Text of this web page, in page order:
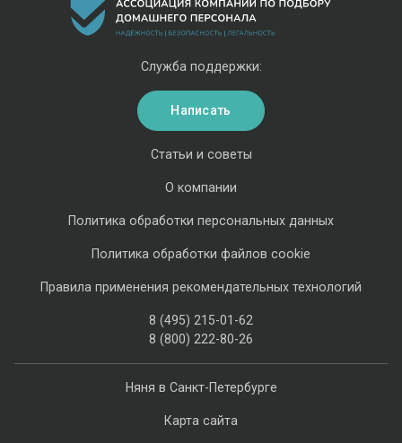
Няня в Санкт-Петербурге
Карта сайта
Статьи и советы
О компании
Политика обработки персональных данных
Политика обработки файлов cookie
Правила применения рекомендательных технологий
8 (495) 215-01-62
8 (800) 222-80-26
Служба поддержки:
Написать